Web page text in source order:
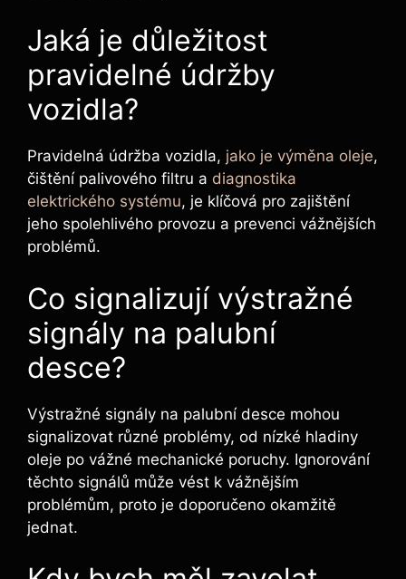
Jaká je důležitost
pravidelné údržby
vozidla?
Pravidelná údržba vozidla, jako je výměna oleje,
čištění palivového filtru a diagnostika
elektrického systému, je klíčová pro zajištění
jeho spolehlivého provozu a prevenci vážnějších
problémů.
Co signalizují výstražné
signály na palubní
desce?
Výstražné signály na palubní desce mohou
signalizovat různé problémy, od nízké hladiny
oleje po vážné mechanické poruchy. Ignorování
těchto signálů může vést k vážnějším
problémům, proto je doporučeno okamžitě
jednat.